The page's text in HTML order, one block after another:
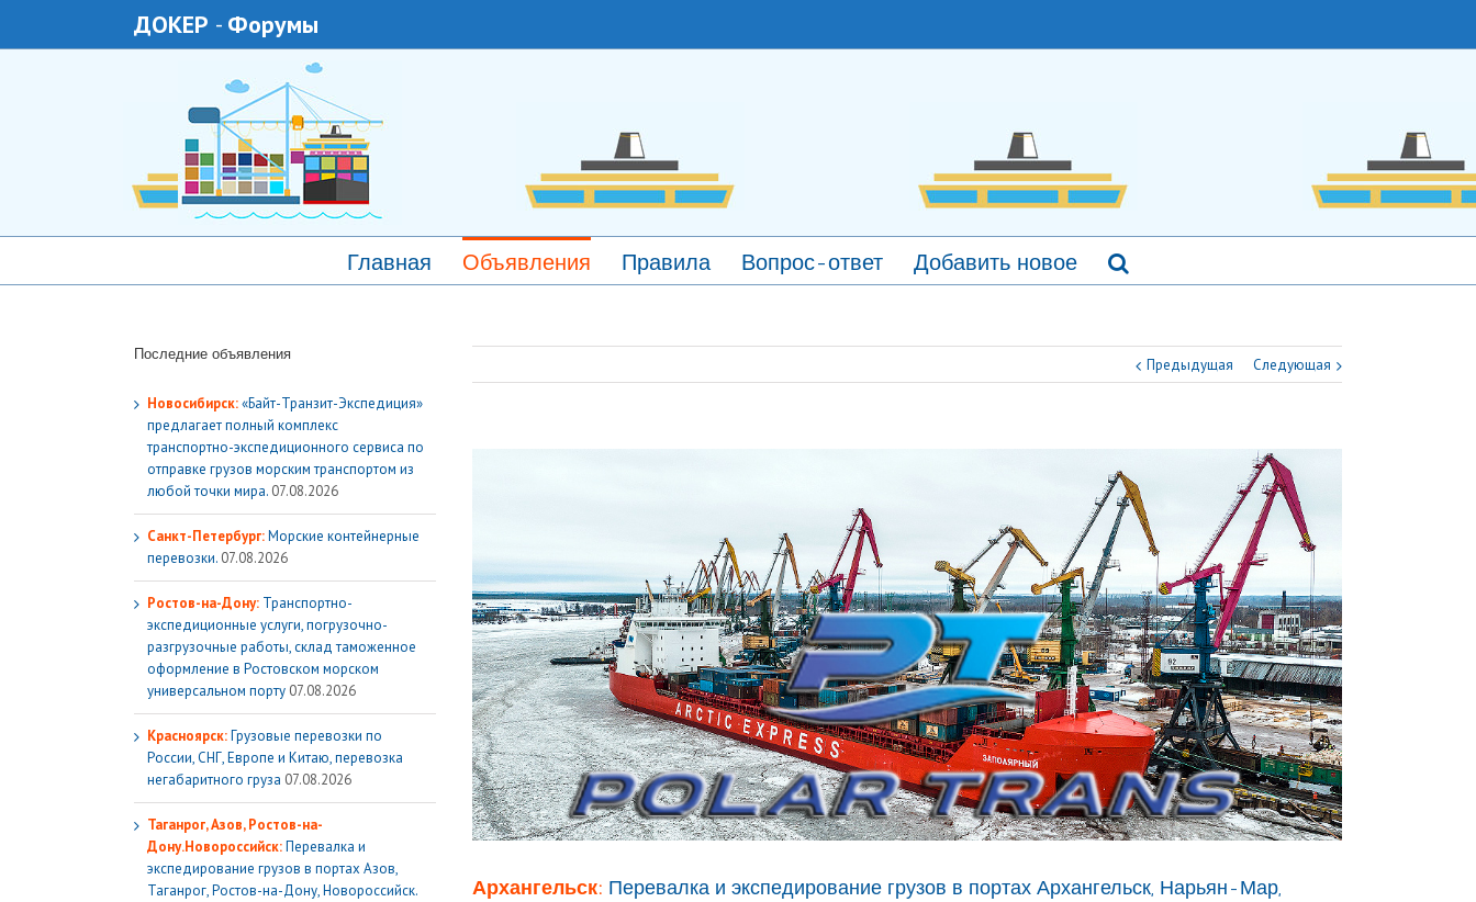
ДОКЕР - Форумы
Главная Объявления Правила Вопрос-ответ Добавить новое
Предыдущая Следующая
Архангельск: Перевалка и экспедирование грузов в портах Архангельск, Нарьян-Мар,
Последние объявления
Новосибирск:«Байт-Транзит-Экспедиция»
предлагает полный комплекс
транспортно-экспедиционного сервиса по
отправке грузов морским транспортом из
любой точки мира. 07.08.2026
Санкт-Петербург:Морские контейнерные
перевозки. 07.08.2026
Ростов-на-Дону: Транспортно-
экспедиционные услуги, погрузочно-
разгрузочные работы, склад таможенное
оформление в Ростовском морском
универсальном порту 07.08.2026
Красноярск:Грузовые перевозки по
России, СНГ, Европе и Китаю, перевозка
негабаритного груза 07.08.2026
Таганрог, Азов, Ростов-на-
Дону.Новороссийск:Перевалка и
экспедирование грузов в портах Азов,
Таганрог, Ростов-на-Дону, Новороссийск.